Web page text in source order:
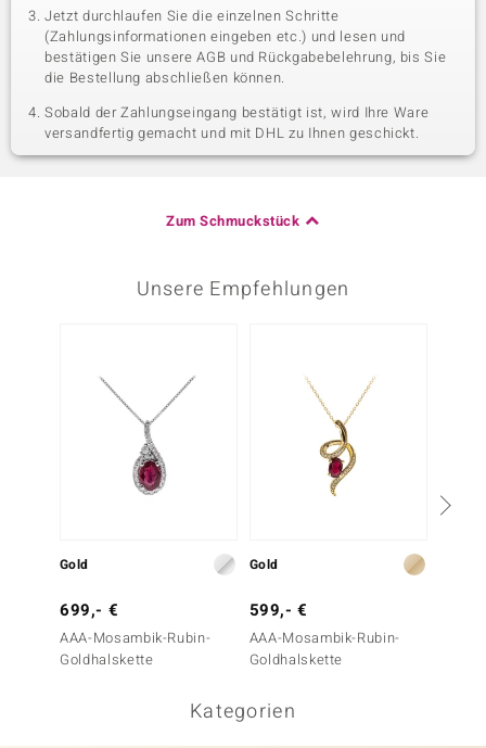
Jetzt durchlaufen Sie die einzelnen Schritte
(Zahlungsinformationen eingeben etc.) und lesen und
bestätigen Sie unsere AGB und Rückgabebelehrung, bis Sie
die Bestellung abschließen können.
Sobald der Zahlungseingang bestätigt ist, wird Ihre Ware
versandfertig gemacht und mit DHL zu Ihnen geschickt.
Zum Schmuckstück
Unsere Empfehlungen
Gold
699,- €
AAA-Mosambik-Rubin-
Goldhalskette
Gold
599,- €
AAA-Mosambik-Rubin-
Goldhalskette
Kategorien